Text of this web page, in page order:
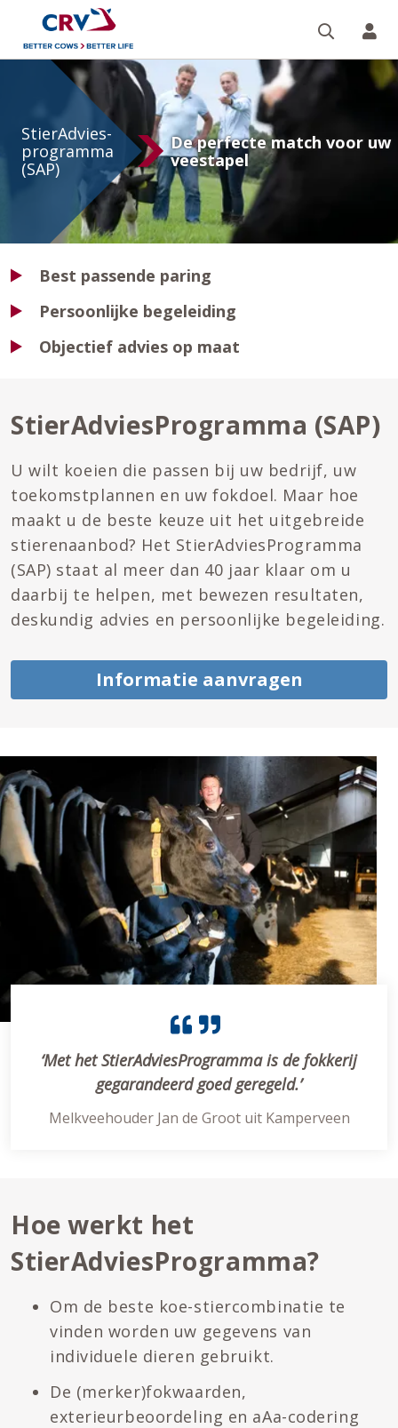
StierAdviesProgramma
(SAP)
StierAdvies-
programma
(SAP)
De perfecte match voor uw
veestapel
Best passende paring
Persoonlijke begeleiding
Objectief advies op maat
StierAdviesProgramma (SAP)
U wilt koeien die passen bij uw bedrijf, uw
toekomstplannen en uw fokdoel. Maar hoe
maakt u de beste keuze uit het uitgebreide
stierenaanbod? Het StierAdviesProgramma
(SAP) staat al meer dan 40 jaar klaar om u
daarbij te helpen, met bewezen resultaten,
deskundig advies en persoonlijke begeleiding.
Informatie aanvragen
‘Met het StierAdviesProgramma is de fokkerij
gegarandeerd goed geregeld.’
Melkveehouder Jan de Groot uit Kamperveen
Hoe werkt het
StierAdviesProgramma?
Om de beste koe-stiercombinatie te
vinden worden uw gegevens van
individuele dieren gebruikt.
De (merker)fokwaarden,
exterieurbeoordeling en aAa-codering